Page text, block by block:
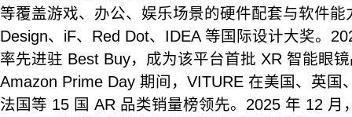
等覆盖游戏、办公、娱乐场景的硬件配套与软件能
Design、iF、Red Dot、IDEA 等国际设计大奖。
率先进驻 Best Buy，成为该平台首批 XR 智能眼
Amazon Prime Day 期间，VITURE 在美国、英国
法国等 15 国 AR 品类销量榜领先。2025 年 12 月